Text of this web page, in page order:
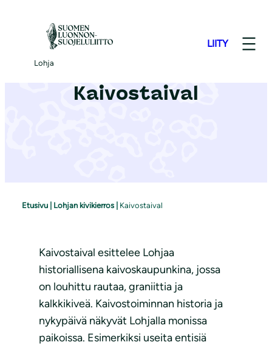
Lohja
LIITY
Kaivostaival
Etusivu Lohjan kivikierros Kaivostaival
Kaivostaival esittelee Lohjaa
historiallisena kaivoskaupunkina, jossa
on louhittu rautaa, graniittia ja
kalkkikiveä. Kaivostoiminnan historia ja
nykypäivä näkyvät Lohjalla monissa
paikoissa. Esimerkiksi useita entisiä